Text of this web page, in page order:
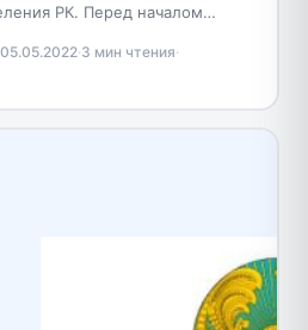
РК. Перед началом
зарегистрироваться в
зарегистрировать
05.05.2022·3 мин чтения·